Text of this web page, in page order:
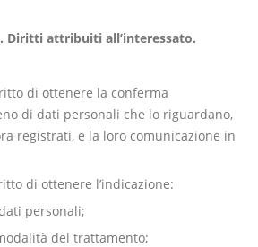
Diritti attribuiti all’interessato.
di ottenere la conferma
di dati personali che lo riguardano,
registrati, e la loro comunicazione in
di ottenere l’indicazione:
personali;
del trattamento;